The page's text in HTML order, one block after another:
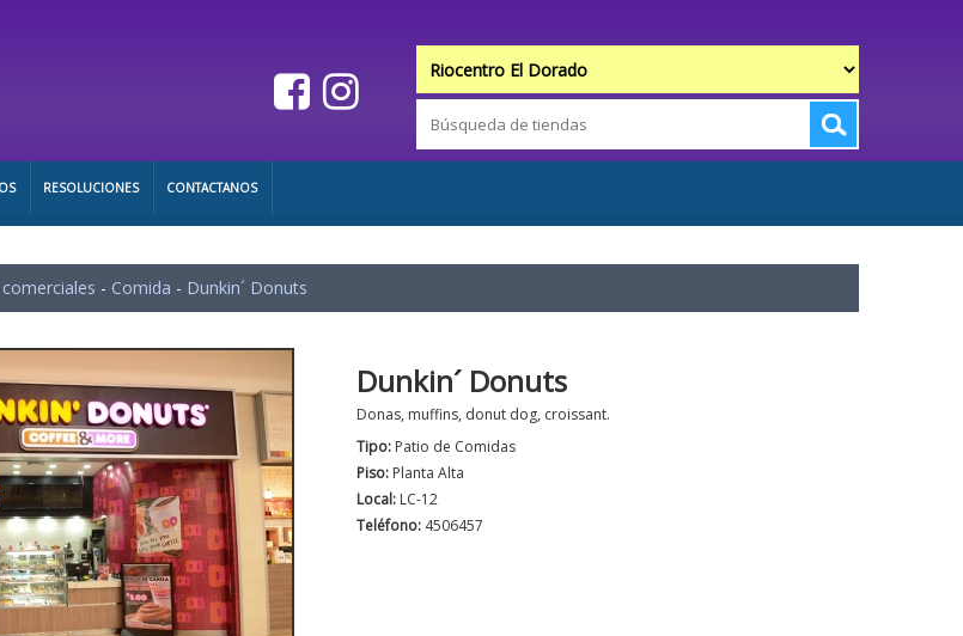
RESOLUCIONES CONTACTANOS
- Comida - Dunkin´ Donuts
Dunkin´ Donuts
Donas, muffins, donut dog, croissant.
Tipo: Patio de Comidas
Piso: Planta Alta
Local: LC-12
Teléfono: 4506457